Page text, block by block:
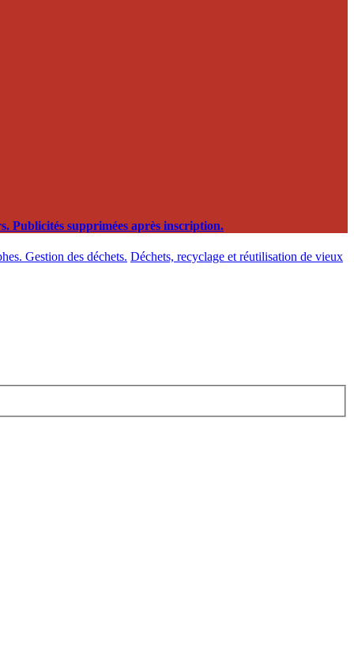
Publicités supprimées après inscription.
Gestion des déchets. Déchets, recyclage et réutilisation de vieux